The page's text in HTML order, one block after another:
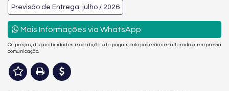
Previsão de Entrega: julho / 2026
Mais Informações via WhatsApp
Os preços, disponibilidades e condições de pagamento poderão ser alterados sem prévia
comunicação.